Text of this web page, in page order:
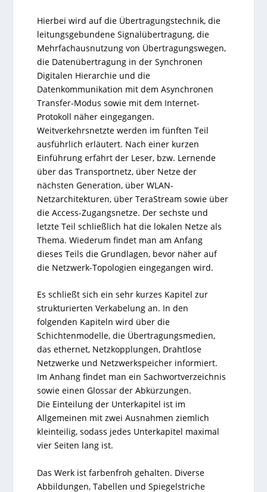
Hierbei wird auf die Übertragungstechnik, die
leitungsgebundene Signalübertragung, die
Mehrfachausnutzung von Übertragungswegen,
die Datenübertragung in der Synchronen
Digitalen Hierarchie und die
Datenkommunikation mit dem Asynchronen
Transfer-Modus sowie mit dem Internet-
Protokoll näher eingegangen.
Weitverkehrsnetzte werden im fünften Teil
ausführlich erläutert. Nach einer kurzen
Einführung erfährt der Leser, bzw. Lernende
über das Transportnetz, über Netze der
nächsten Generation, über WLAN-
Netzarchitekturen, über TeraStream sowie über
die Access-Zugangsnetze. Der sechste und
letzte Teil schließlich hat die lokalen Netze als
Thema. Wiederum findet man am Anfang
dieses Teils die Grundlagen, bevor näher auf
die Netzwerk-Topologien eingegangen wird.
Es schließt sich ein sehr kurzes Kapitel zur
strukturierten Verkabelung an. In den
folgenden Kapiteln wird über die
Schichtenmodelle, die Übertragungsmedien,
das ethernet, Netzkopplungen, Drahtlose
Netzwerke und Netzwerkspeicher informiert.
Im Anhang findet man ein Sachwortverzeichnis
sowie einen Glossar der Abkürzungen.
Die Einteilung der Unterkapitel ist im
Allgemeinen mit zwei Ausnahmen ziemlich
kleinteilig, sodass jedes Unterkapitel maximal
vier Seiten lang ist.
Das Werk ist farbenfroh gehalten. Diverse
Abbildungen, Tabellen und Spiegelstriche